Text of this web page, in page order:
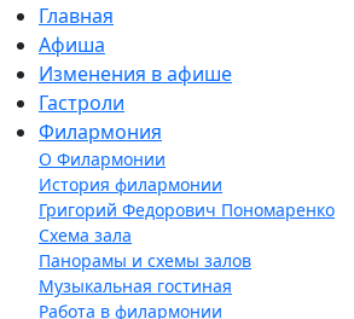
Главная
Афиша
Изменения в афише
Гастроли
Филармония
О Филармонии
История филармонии
Григорий Федорович Пономаренко
Схема зала
Панорамы и схемы залов
Музыкальная гостиная
Работа в филармонии